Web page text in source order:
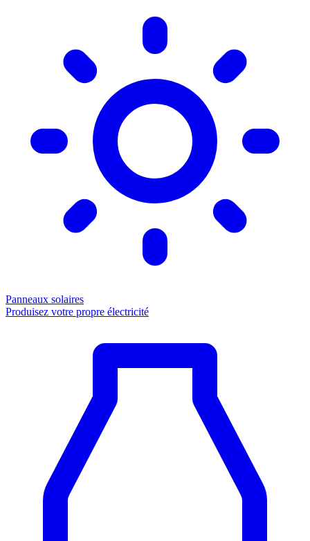
Panneaux solaires
Produisez votre propre électricité